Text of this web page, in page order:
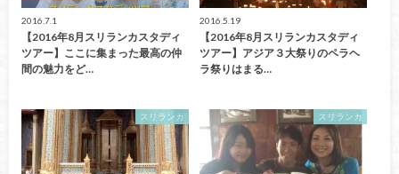
2016.7.1
【2016年8月スリランカスタディ
ツアー】ここに集まった最高の仲
間の魅力をど…
2016.5.19
【2016年8月スリランカスタディ
ツアー】アジア３大祭りのペラヘ
ラ祭りはまる…
スリランカ スリランカ